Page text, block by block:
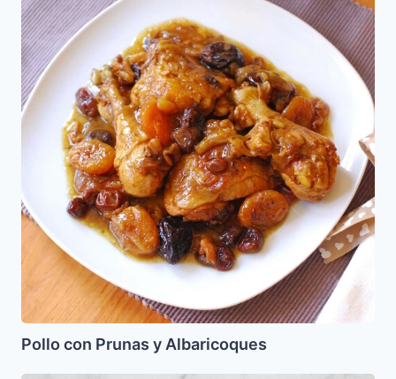
Prunas
y
Albaricoques
Pollo con Prunas y Albaricoques